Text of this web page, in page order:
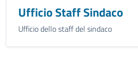
Ufficio Staff Sindaco
Ufficio dello staff del sindaco